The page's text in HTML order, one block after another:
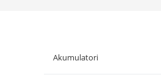
Akumulatori